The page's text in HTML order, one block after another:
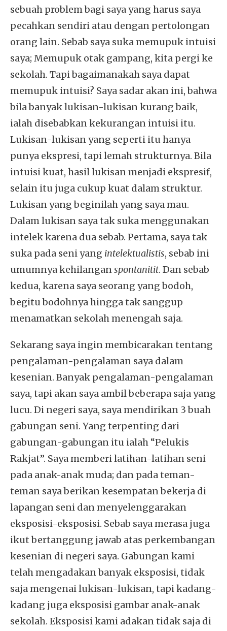
sebuah problem bagi saya yang harus saya
pecahkan sendiri atau dengan pertolongan
orang lain. Sebab saya suka memupuk intuisi
saya; Memupuk otak gampang, kita pergi ke
sekolah. Tapi bagaimanakah saya dapat
memupuk intuisi? Saya sadar akan ini, bahwa
bila banyak lukisan-lukisan kurang baik,
ialah disebabkan kekurangan intuisi itu.
Lukisan-lukisan yang seperti itu hanya
punya ekspresi, tapi lemah strukturnya. Bila
intuisi kuat, hasil lukisan menjadi ekspresif,
selain itu juga cukup kuat dalam struktur.
Lukisan yang beginilah yang saya mau.
Dalam lukisan saya tak suka menggunakan
intelek karena dua sebab. Pertama, saya tak
suka pada seni yang intelektualistis, sebab ini
umumnya kehilanganspontanitit. Dan sebab
kedua, karena saya seorang yang bodoh,
begitu bodohnya hingga tak sanggup
menamatkan sekolah menengah saja.
Sekarang saya ingin membicarakan tentang
pengalaman-pengalaman saya dalam
kesenian. Banyak pengalaman-pengalaman
saya, tapi akan saya ambil beberapa saja yang
lucu. Di negeri saya, saya mendirikan 3 buah
gabungan seni. Yang terpenting dari
gabungan-gabungan itu ialah “Pelukis
Rakjat”. Saya memberi latihan-latihan seni
pada anak-anak muda; dan pada teman-
teman saya berikan kesempatan bekerja di
lapangan seni dan menyelenggarakan
eksposisi-eksposisi. Sebab saya merasa juga
ikut bertanggung jawab atas perkembangan
kesenian di negeri saya. Gabungan kami
telah mengadakan banyak eksposisi, tidak
saja mengenai lukisan-lukisan, tapi kadang-
kadang juga eksposisi gambar anak-anak
sekolah. Eksposisi kami adakan tidak saja di